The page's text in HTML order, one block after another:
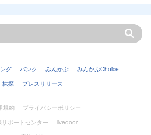
グ バンク みんかぶ
みんかぶChoice
株探 プレスリリース
規約
プライバシーポリシー
ポートセンター
livedoor